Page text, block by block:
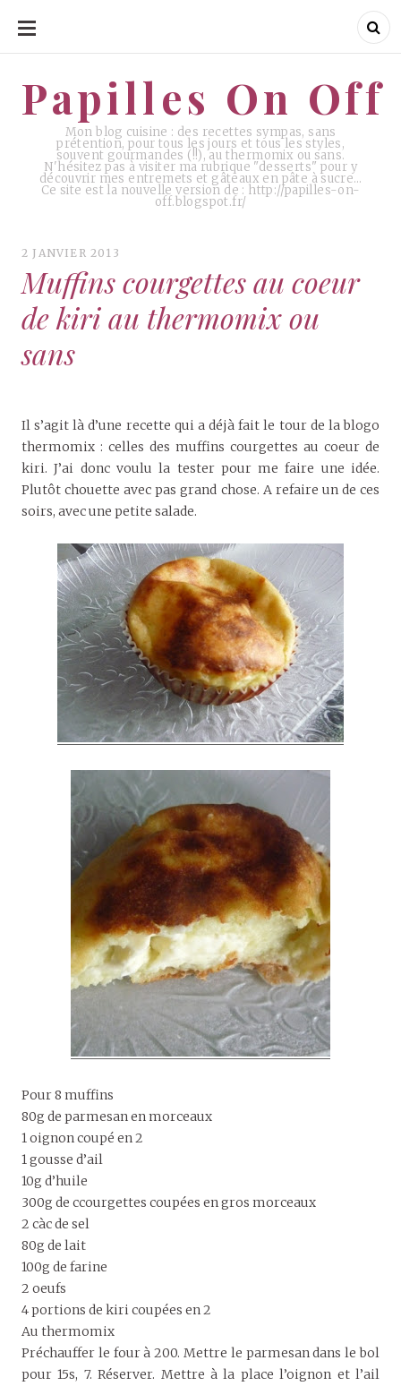
ALLER
CONTENU
Papilles On Off
Mon blog cuisine : des recettes sympas, sans
prétention, pour tous les jours et tous les styles,
souvent gourmandes (!!), au thermomix ou sans.
N'hésitez pas à visiter ma rubrique "desserts" pour y
découvrir mes entremets et gâteaux en pâte à sucre…
Ce site est la nouvelle version de : http://papilles-on-
off.blogspot.fr/
Papilles On Off
2 JANVIER 2013
Muffins courgettes au coeur
de kiri au thermomix ou
sans
Il s’agit là d’une recette qui a déjà fait le tour de la blogo
thermomix : celles des muffins courgettes au coeur de
kiri. J’ai donc voulu la tester pour me faire une idée.
Plutôt chouette avec pas grand chose. A refaire un de ces
soirs, avec une petite salade.
Pour 8 muffins
80g de parmesan en morceaux
1 oignon coupé en 2
1 gousse d’ail
10g d’huile
300g de ccourgettes coupées en gros morceaux
2 càc de sel
80g de lait
100g de farine
2 oeufs
4 portions de kiri coupées en 2
Au thermomix
Préchauffer le four à 200. Mettre le parmesan dans le bol
pour 15s, 7. Réserver. Mettre à la place l’oignon et l’ail